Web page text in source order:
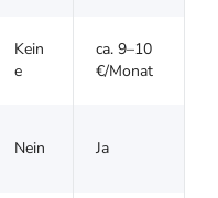
Kein
e
ca. 9–10
€/Monat
Nein Ja